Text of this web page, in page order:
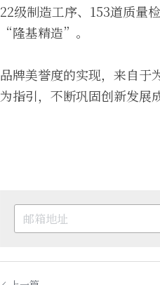
22级制造工序、153道质量
“隆基精造”。
品牌美誉度的实现，来自
为指引，不断巩固创新发展